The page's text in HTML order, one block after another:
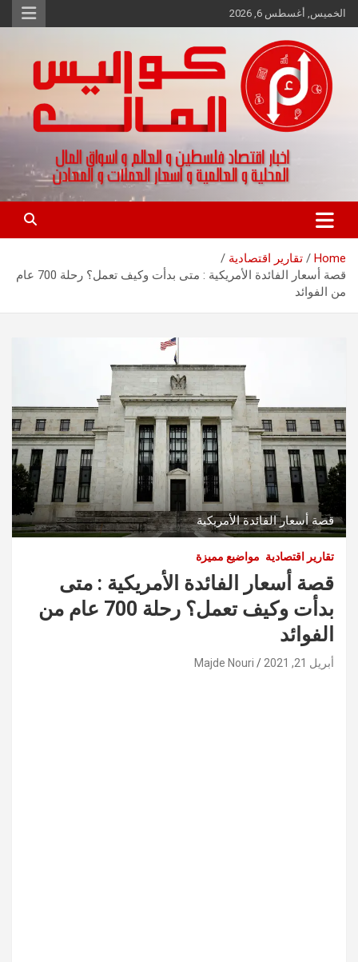
Skip
to
الخميس, أغسطس 6, 2026
كواليس المال
اخبار اقتصاد فلسطين و العالم و تقارير اسواق المال و العملات
Home
تقارير اقتصادية
قصة أسعار الفائدة الأمريكية : متى بدأت وكيف تعمل؟ رحلة 700 عام
من الفوائد
قصة أسعار الفائدة الأمريكية
تقارير اقتصادية مواضيع مميزة
قصة أسعار الفائدة الأمريكية : متى
بدأت وكيف تعمل؟ رحلة 700 عام من
الفوائد
أبريل 21, 2021 Majde Nouri